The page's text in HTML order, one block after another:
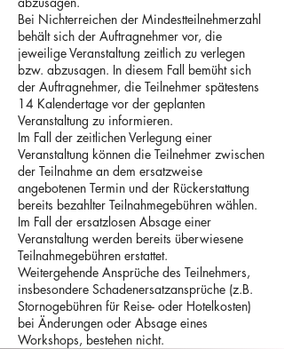
Bei Nichterreichen der Mindestteilnehmerzahl
behält sich der Auftragnehmer vor, die
jeweilige Veranstaltung zeitlich zu verlegen
bzw. abzusagen. In diesem Fall bemüht sich
der Auftragnehmer, die Teilnehmer spätestens
14 Kalendertage vor der geplanten
Veranstaltung zu informieren.
Im Fall der zeitlichen Verlegung einer
Veranstaltung können die Teilnehmer zwischen
der Teilnahme an dem ersatzweise
angebotenen Termin und der Rückerstattung
bereits bezahlter Teilnahmegebühren wählen.
Im Fall der ersatzlosen Absage einer
Veranstaltung werden bereits überwiesene
Teilnahmegebühren erstattet.
Weitergehende Ansprüche des Teilnehmers,
insbesondere Schadenersatzansprüche (z.B.
Stornogebühren für Reise- oder Hotelkosten)
bei Änderungen oder Absage eines
Workshops, bestehen nicht.